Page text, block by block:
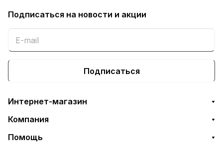
Подписаться на новости и акции
Подписаться
Интернет-магазин
Компания
Помощь